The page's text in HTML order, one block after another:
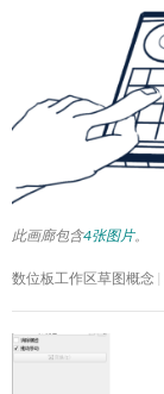
此画廊包含4张图片。
数位板工作区草图概念